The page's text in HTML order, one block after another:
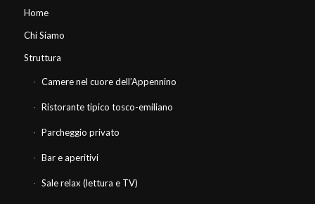
Home
Chi Siamo
Struttura
Camere nel cuore dell’Appennino
Ristorante tipico tosco-emiliano
Parcheggio privato
Bar e aperitivi
Sale relax (lettura e TV)